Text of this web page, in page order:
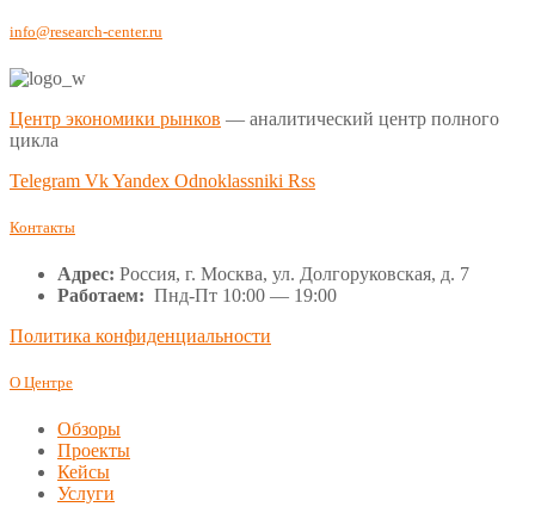
info@research-center.ru
Центр экономики рынков — аналитический центр полного
цикла
Telegram VkYandex Odnoklassniki Rss
Контакты
Адрес: Россия, г. Москва, ул. Долгоруковская, д. 7
Работаем: Пнд-Пт 10:00 — 19:00
Политика конфиденциальности
О Центре
Обзоры
Проекты
Кейсы
Услуги